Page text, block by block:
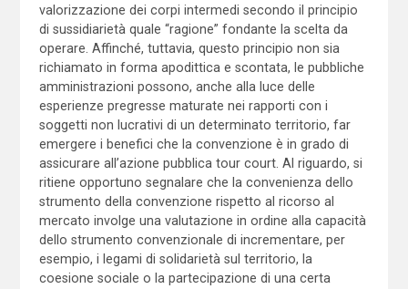
valorizzazione dei corpi intermedi secondo il principio
di sussidiarietà quale “ragione” fondante la scelta da
operare. Affinché, tuttavia, questo principio non sia
richiamato in forma apodittica e scontata, le pubbliche
amministrazioni possono, anche alla luce delle
esperienze pregresse maturate nei rapporti con i
soggetti non lucrativi di un determinato territorio, far
emergere i benefici che la convenzione è in grado di
assicurare all’azione pubblica tour court. Al riguardo, si
ritiene opportuno segnalare che la convenienza dello
strumento della convenzione rispetto al ricorso al
mercato involge una valutazione in ordine alla capacità
dello strumento convenzionale di incrementare, per
esempio, i legami di solidarietà sul territorio, la
coesione sociale o la partecipazione di una certa